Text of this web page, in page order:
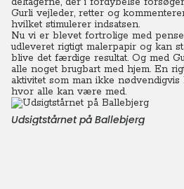
Gurli vejleder, retter og
hvilket stimulerer indsatsen.
Nu vi er blevet fortrolige med
udleveret rigtigt malerpapir og kan
blive det færdige resultat. Og med
alle noget brugbart med hjem. En
aktivitet som man ikke
hvor alle kan være med.
Udsigtstårnet på Ballebjerg